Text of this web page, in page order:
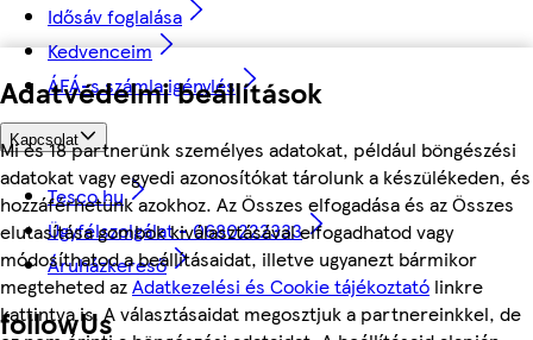
Adatvédelmi beállítások
Mi és 18 partnerünk személyes adatokat, például böngészési
adatokat vagy egyedi azonosítókat tárolunk a készülékeden, és
hozzáférhetünk azokhoz. Az Összes elfogadása és az Összes
elutasítása gombok kiválasztásával elfogadhatod vagy
módosíthatod a beállításaidat, illetve ugyanezt bármikor
megteheted azAdatkezelési és Cookie tájékoztató linkre
kattintva is. A választásaidat megosztjuk a partnereinkkel, de
Idősáv foglalása
Kedvenceim
ÁFÁ-s számla igénylés
Kapcsolat
Tesco.hu
Ügyfélszolgálat - 0680222333
Áruházkereső
followUs